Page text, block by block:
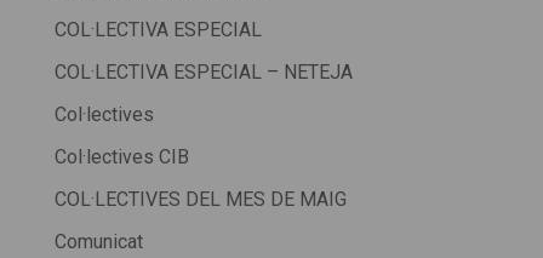
COL·LECTIVA ESPECIAL
COL·LECTIVA ESPECIAL – NETEJA
Col·lectives
Col·lectives CIB
COL·LECTIVES DEL MES DE MAIG
Comunicat